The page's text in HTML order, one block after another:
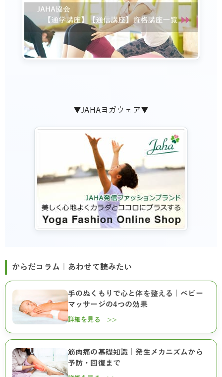
▼JAHAヨガウェア▼
からだコラム｜あわせて読みたい
手のぬくもりで心と体を整える｜ベビー
マッサージの4つの効果
詳細を見る >>
筋肉痛の基礎知識｜発生メカニズムから
予防・回復まで